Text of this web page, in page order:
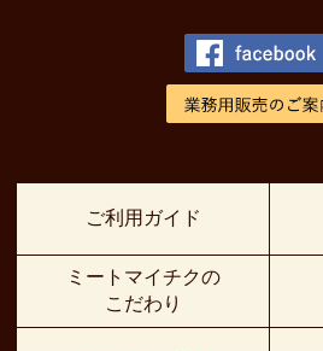
ご利用ガイド
ミートマイチクの
こだわり